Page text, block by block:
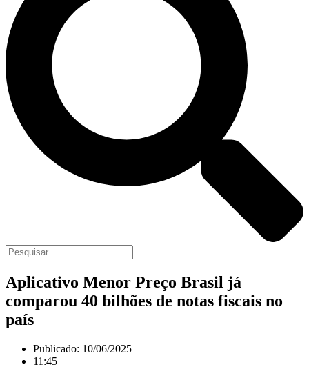
Aplicativo Menor Preço Brasil já
comparou 40 bilhões de notas fiscais no
país
Publicado: 10/06/2025
11:45